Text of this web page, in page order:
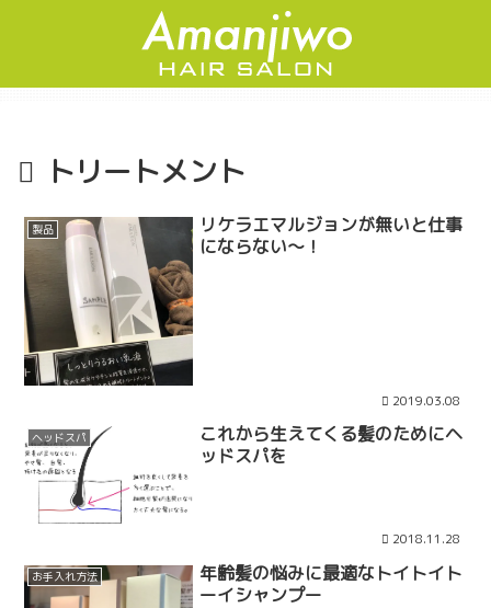
トリートメント
製品
リケラエマルジョンが無いと仕事
にならない〜！
2019.03.08
ヘッドスパ
これから生えてくる髪のためにヘ
ッドスパを
2018.11.28
お手入れ方法
年齢髪の悩みに最適なトイトイト
ーイシャンプー